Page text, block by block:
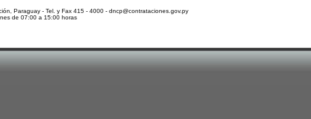
Paraguay - Tel. y Fax 415 - 4000 - dncp@contrataciones.gov.py
de 07:00 a 15:00 horas